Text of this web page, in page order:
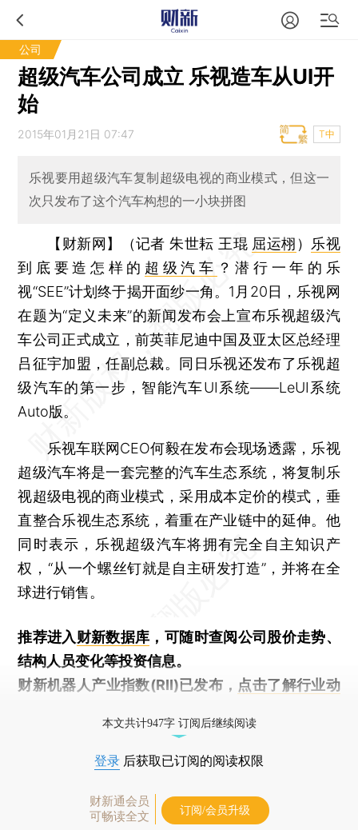
公司
超级汽车公司成立 乐视造车从UI开
始
2015年01月21日 07:47 T中
乐视要用超级汽车复制超级电视的商业模式，但这一
次只发布了这个汽车构想的一小块拼图
【财新网】（记者 朱世耘 王琨 屈运栩 ） 乐视
到底要造怎样的 超级汽车 ？潜行一年的乐
视“SEE”计划终于揭开面纱一角。1月20日，乐视网
在题为“定义未来”的新闻发布会上宣布乐视超级汽
车公司正式成立，前英菲尼迪中国及亚太区总经理
吕征宇加盟，任副总裁。同日乐视还发布了乐视超
级汽车的第一步，智能汽车UI系统——LeUI系统
Auto版。
乐视车联网CEO何毅在发布会现场透露，乐视
超级汽车将是一套完整的汽车生态系统，将复制乐
视超级电视的商业模式，采用成本定价的模式，垂
直整合乐视生态系统，着重在产业链中的延伸。他
同时表示，乐视超级汽车将拥有完全自主知识产
权，“从一个螺丝钉就是自主研发打造”，并将在全
球进行销售。
推荐进入财新数据库 ，可随时查阅公司股价走势、
结构人员变化等投资信息。
财新机器人产业指数(RII)已发布， 点击了解行业动
本文共计947字 订阅后继续阅读
登录 后获取已订阅的阅读权限
财新通会员
可畅读全文
订阅/会员升级